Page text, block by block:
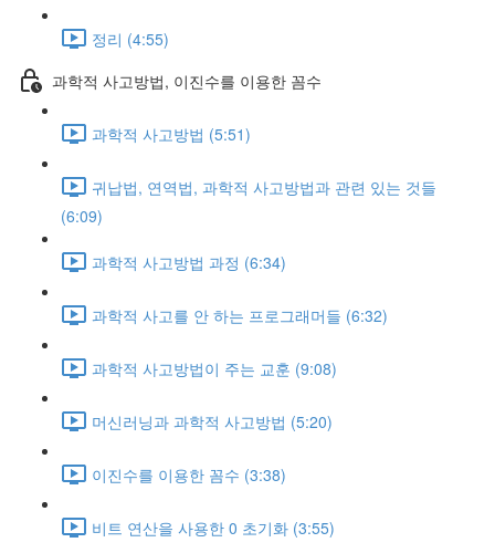
정리 (4:55)
과학적 사고방법, 이진수를 이용한 꼼수
과학적 사고방법 (5:51)
귀납법, 연역법, 과학적 사고방법과 관련 있는 것들
(6:09)
과학적 사고방법 과정 (6:34)
과학적 사고를 안 하는 프로그래머들 (6:32)
과학적 사고방법이 주는 교훈 (9:08)
머신러닝과 과학적 사고방법 (5:20)
이진수를 이용한 꼼수 (3:38)
비트 연산을 사용한 0 초기화 (3:55)